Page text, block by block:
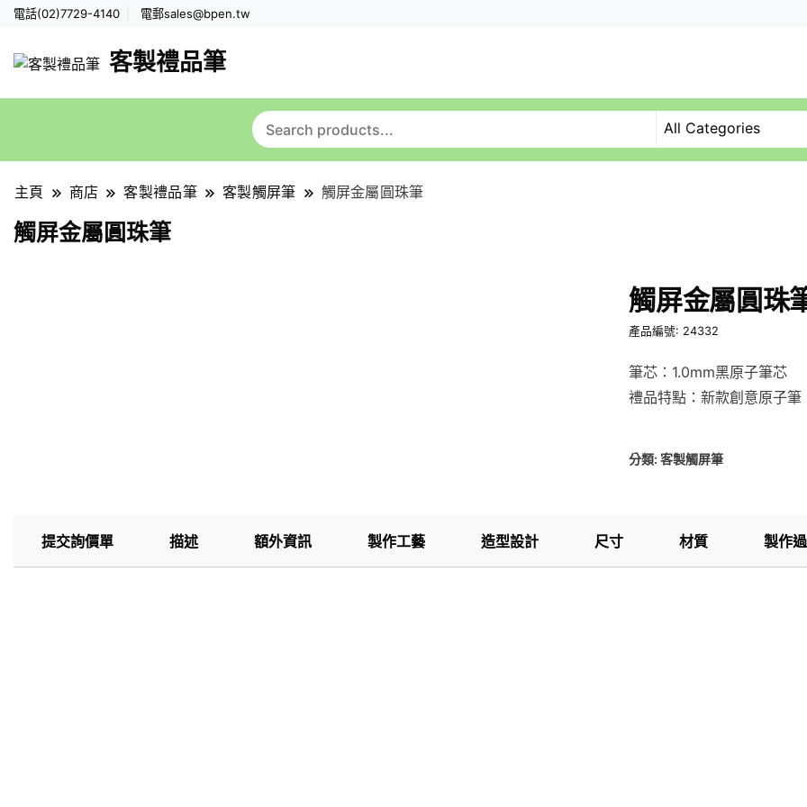
電話(02)7729-4140 電郵sales@bpen.tw
客製禮品筆
主頁 商店 客製禮品筆 客製觸屏筆 觸屏金屬圓珠筆
觸屏金屬圓珠筆
觸屏金屬圓珠
產品編號: 24332
筆芯：1.0mm黑原子筆芯
禮品特點：新款創意原子
分類:客製觸屏筆
提交詢價單 描述 額外資訊 製作工藝 造型設計 尺寸 材質 製作